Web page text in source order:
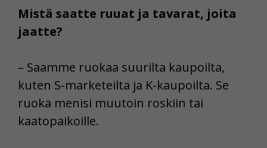
Mistä saatte ruuat ja tavarat, joita
jaatte?
– Saamme ruokaa suurilta kaupoilta,
kuten S-marketeilta ja K-kaupoilta. Se
ruoka menisi muutoin roskiin tai
kaatopaikoille.